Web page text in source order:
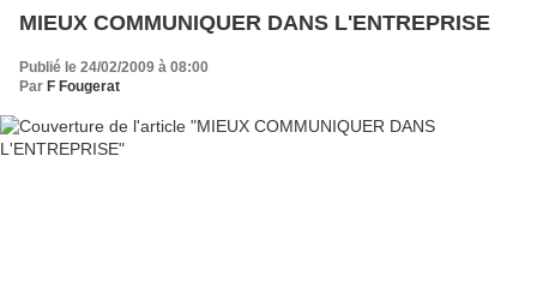
MIEUX COMMUNIQUER DANS L'ENTREPRISE
Publié le 24/02/2009 à 08:00
Par F Fougerat